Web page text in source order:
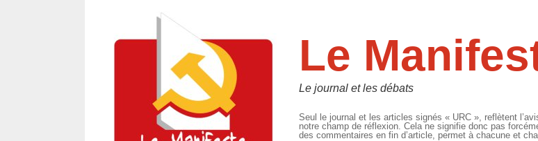
Le
Le journal et les débats
Seul le journal et les articles signés « URC », reflètent
notre champ de réflexion. Cela ne signifie donc pas
des commentaires en fin d’article, permet à chacune et